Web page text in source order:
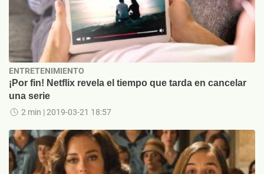
ENTRETENIMIENTO
¡Por fin! Netflix revela el tiempo que tarda en cancelar
una serie
2 min | 2019-03-21 18:57